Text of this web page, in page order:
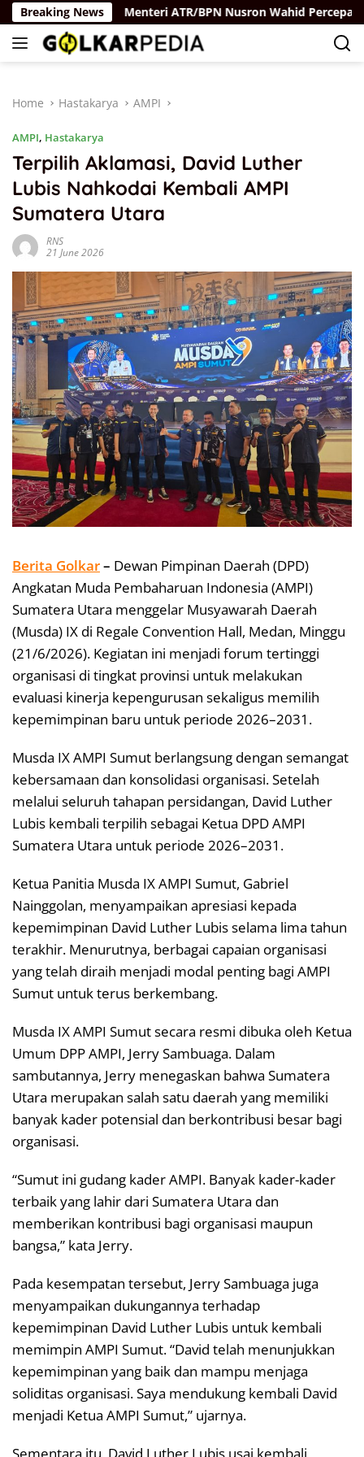
Skip
to
content
Breaking NewsMenteri ATR/BPN Nusron Wahid Percepat
Home Hastakarya AMPI
AMPI, Hastakarya
Terpilih Aklamasi, David Luther
Lubis Nahkodai Kembali AMPI
Sumatera Utara
RNS
21 June 2026
Berita Golkar– Dewan Pimpinan Daerah (DPD)
Angkatan Muda Pembaharuan Indonesia (AMPI)
Sumatera Utara menggelar Musyawarah Daerah
(Musda) IX di Regale Convention Hall, Medan, Minggu
(21/6/2026). Kegiatan ini menjadi forum tertinggi
organisasi di tingkat provinsi untuk melakukan
evaluasi kinerja kepengurusan sekaligus memilih
kepemimpinan baru untuk periode 2026–2031.
Musda IX AMPI Sumut berlangsung dengan semangat
kebersamaan dan konsolidasi organisasi. Setelah
melalui seluruh tahapan persidangan, David Luther
Lubis kembali terpilih sebagai Ketua DPD AMPI
Sumatera Utara untuk periode 2026–2031.
Ketua Panitia Musda IX AMPI Sumut, Gabriel
Nainggolan, menyampaikan apresiasi kepada
kepemimpinan David Luther Lubis selama lima tahun
terakhir. Menurutnya, berbagai capaian organisasi
yang telah diraih menjadi modal penting bagi AMPI
Sumut untuk terus berkembang.
Musda IX AMPI Sumut secara resmi dibuka oleh Ketua
Umum DPP AMPI, Jerry Sambuaga. Dalam
sambutannya, Jerry menegaskan bahwa Sumatera
Utara merupakan salah satu daerah yang memiliki
banyak kader potensial dan berkontribusi besar bagi
organisasi.
“Sumut ini gudang kader AMPI. Banyak kader-kader
terbaik yang lahir dari Sumatera Utara dan
memberikan kontribusi bagi organisasi maupun
bangsa,” kata Jerry.
Pada kesempatan tersebut, Jerry Sambuaga juga
menyampaikan dukungannya terhadap
kepemimpinan David Luther Lubis untuk kembali
memimpin AMPI Sumut. “David telah menunjukkan
kepemimpinan yang baik dan mampu menjaga
soliditas organisasi. Saya mendukung kembali David
menjadi Ketua AMPI Sumut,” ujarnya.
Sementara itu, David Luther Lubis usai kembali